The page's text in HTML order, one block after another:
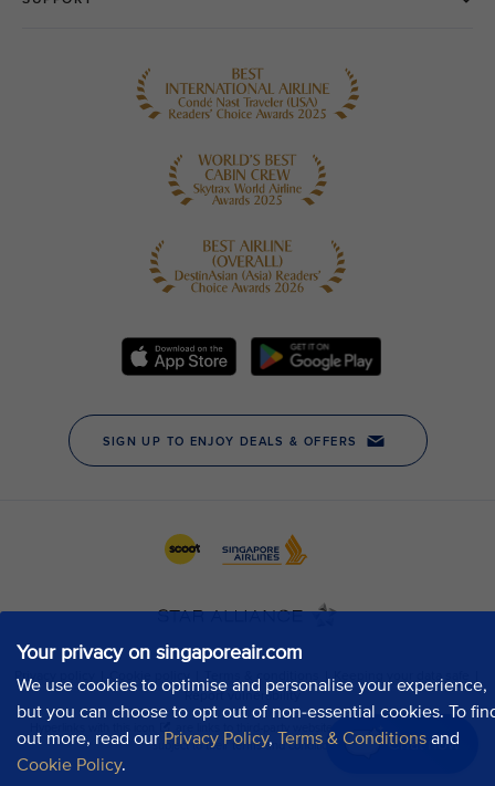
Your privacy on singaporeair.com
We use cookies to optimise and personalise your experience,
but you can choose to opt out of non-essential cookies. To
out more, read our Privacy Policy, Terms & Conditions and
Cookie Policy.
Chat now